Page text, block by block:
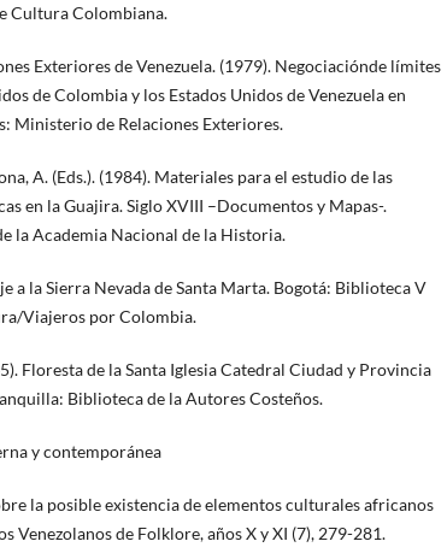
Cultura Colombiana.
Exteriores de Venezuela. (1979). Negociaciónde límites
de Colombia y los Estados Unidos de Venezuela en
Ministerio de Relaciones Exteriores.
A. (Eds.). (1984). Materiales para el estudio de las
en la Guajira. Siglo XVIII –Documentos y Mapas-.
la Academia Nacional de la Historia.
a la Sierra Nevada de Santa Marta. Bogotá: Biblioteca V
Viajeros por Colombia.
Floresta de la Santa Iglesia Catedral Ciudad y Provincia
Biblioteca de la Autores Costeños.
y contemporánea
la posible existencia de elementos culturales africanos
Venezolanos de Folklore, años X y XI (7), 279-281.